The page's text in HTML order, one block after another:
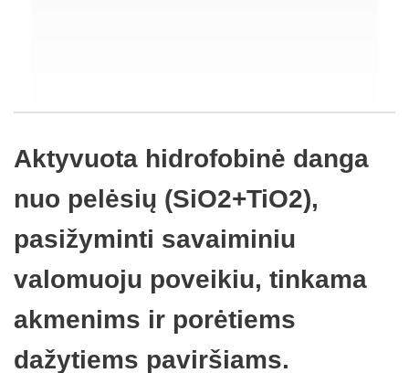
Aktyvuota hidrofobinė danga
nuo pelėsių (SiO2+TiO2),
pasižyminti savaiminiu
valomuoju poveikiu, tinkama
akmenims ir porėtiems
dažytiems paviršiams.